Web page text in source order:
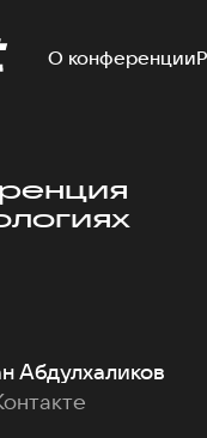
О конференции
Абдулхаликов